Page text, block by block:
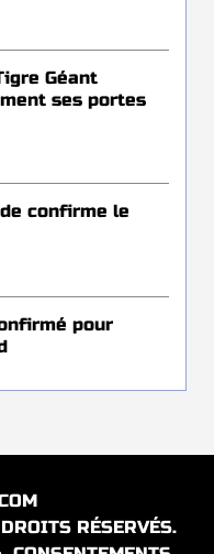
Géant
ses portes
confirme le
pour
RÉSERVÉS.